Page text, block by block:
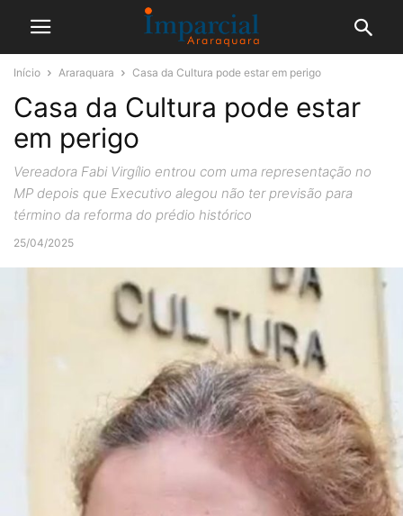
Início Araraquara Casa da Cultura pode estar em perigo
Casa da Cultura pode estar
em perigo
Vereadora Fabi Virgílio entrou com uma representação no
MP depois que Executivo alegou não ter previsão para
término da reforma do prédio histórico
25/04/2025